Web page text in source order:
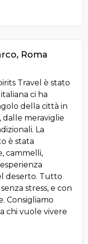
Roma
Travel è stato
ci ha
della città in
dalle meraviglie
La
è stata
cammelli,
deserto. Tutto
stress, e con
Consigliamo
chi vuole vivere